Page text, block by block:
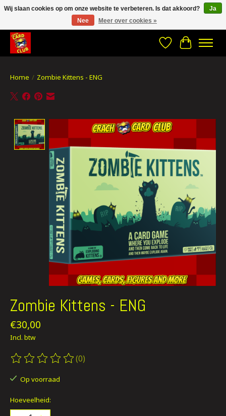
CRACH CARD CLUB , The best place to Geek out!
Verlanglijst
Home / Zombie Kittens - ENG
Product image slideshow Items
Zombie Kittens - ENG
€30,00
Incl. btw
De beoordeling van dit product is
(0)
Op voorraad
Hoeveelheid:
Wij slaan cookies op om onze website te verbeteren. Is dat akkoord?
Ja
Nee
Meer over cookies »